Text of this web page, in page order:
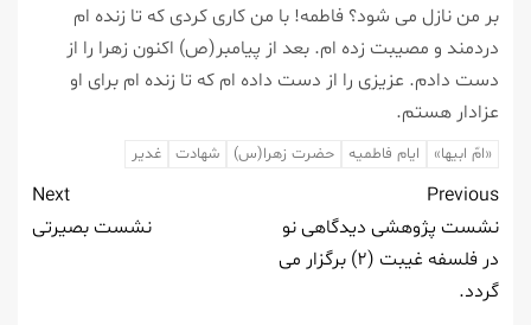
بر من نازل می شود؟ فاطمه! با من كاری كردی كه تا زنده ام
دردمند و مصیبت زده ام. بعد از پیامبر(ص) اكنون زهرا را از
دست دادم. عزیزی را از دست داده ام كه تا زنده ام برای او
عزادار هستم.
«امّ ابیها» ایام فاطمیه حضرت زهرا(س) شهادت غدیر
Previous
نشست پژوهشی دیدگاهی نو
در فلسفه غیبت (۲) برگزار می
گردد.
Next
نشست بصیرتی